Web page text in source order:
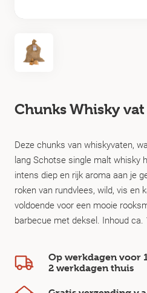
Chunks Whisky vat
Deze chunks van whiskyvaten,
lang Schotse single malt whisky
intens diep en rijk aroma aan je
roken van rundvlees, wild, vis en
voldoende voor een mooie
barbecue met deksel. Inhoud ca.
Op werkdagen voor
2 werkdagen thuis